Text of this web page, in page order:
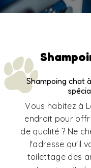
Shampoing chat
Vous habitez à
endroit pour
de qualité ? Ne
l'adresse qu'il
toilettage des